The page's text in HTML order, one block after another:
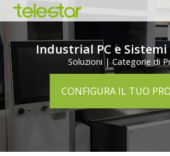
Industrial PC e
Soluzioni | Categorie di
CONFIGURA IL TUO